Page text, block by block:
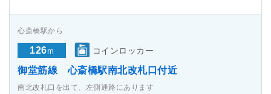
心斎橋駅から
126m コインロッカー
御堂筋線 心斎橋駅南北改札口付近
南北改札口を出て、左側通路にあります